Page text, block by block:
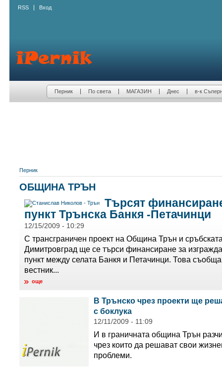
RSS Вход
Перник По света МАГАЗИН Днес в-к
Перник
ОБЩИНА ТРЪН
Търсят
пункт Трънска Банкя -Петачинци
12/15/2009 - 10:29
С трансграничен проект на Община Трън и
Димитровград ще се търси финансиране за
пункт между селата Банкя и Петачинци. Това
вестник...
още
В Трънско чрез проекти ще
с боклука
12/11/2009 - 11:09
И в граничната община Трън
чрез които да решават свои
проблеми.